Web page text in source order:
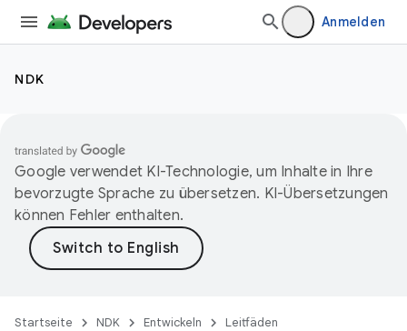
Anmelden
NDK
Google verwendet KI-Technologie, um Inhalte in Ihre
bevorzugte Sprache zu übersetzen. KI-Übersetzungen
können Fehler enthalten.
Startseite NDK Entwickeln Leitfäden